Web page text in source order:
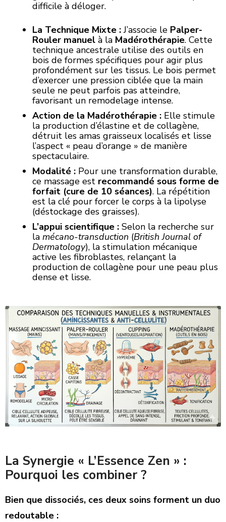
difficile à déloger.
La Technique Mixte :J’associe le Palper-
Rouler manuel à la Madérothérapie. Cette
technique ancestrale utilise des outils en
bois de formes spécifiques pour agir plus
profondément sur les tissus. Le bois permet
d’exercer une pression ciblée que la main
seule ne peut parfois pas atteindre,
favorisant un remodelage intense.
Action de la Madérothérapie : Elle stimule
la production d’élastine et de collagène,
détruit les amas graisseux localisés et lisse
l’aspect « peau d’orange » de manière
spectaculaire.
Modalité : Pour une transformation durable,
ce massage est recommandé sous forme de
forfait (cure de 10 séances). La répétition
est la clé pour forcer le corps à la lipolyse
(déstockage des graisses).
L’appui scientifique : Selon la recherche sur
la mécano-transduction (British Journal of
Dermatology), la stimulation mécanique
active les fibroblastes, relançant la
production de collagène pour une peau plus
dense et lisse.
La Synergie « L’Essence Zen » :
Pourquoi les combiner ?
Bien que dissociés, ces deux soins forment un duo
redoutable :